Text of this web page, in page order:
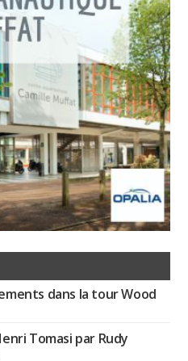
dans la tour Wood
Tomasi par Rudy